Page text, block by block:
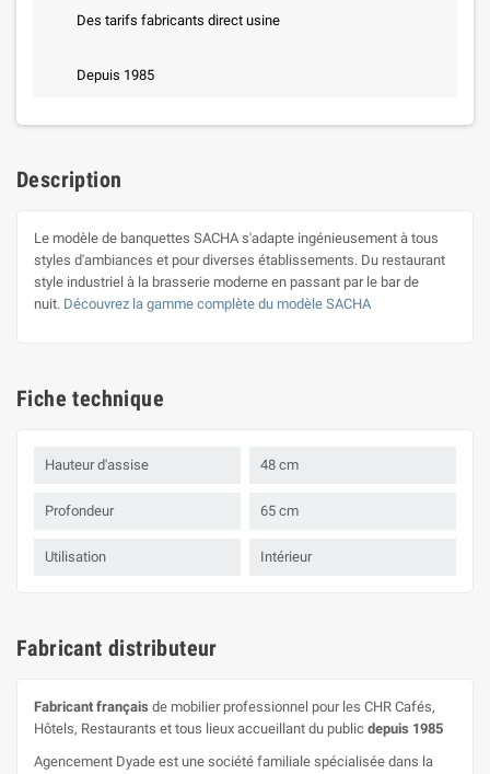
Des tarifs fabricants direct usine
Depuis 1985
Description
Le modèle de banquettes SACHA s'adapte ingénieusement à tous
styles d'ambiances et pour diverses établissements. Du restaurant
style industriel à la brasserie moderne en passant par le bar de
nuit. Découvrez la gamme complète du modèle SACHA
Fiche technique
Hauteur d'assise 48 cm
Profondeur 65 cm
Utilisation Intérieur
Fabricant distributeur
Fabricant français de mobilier professionnel pour les CHR Cafés,
Hôtels, Restaurants et tous lieux accueillant du public depuis 1985
Agencement Dyade est une société familiale spécialisée dans la